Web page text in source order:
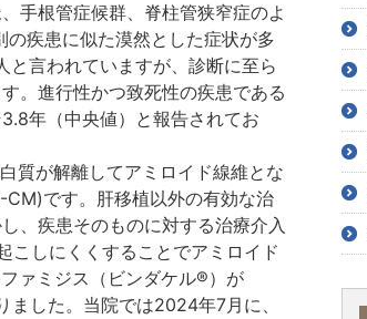
手根管症候群、脊柱管狭窄症のよ
疾患に似た漠然とした症状が多
言われていますが、診断に至ら
。進行性かつ致死性の疾患である
年（中央値）と報告されてお
質が解離してアミロイド線維とな
CM)です。肝移植以外の有効な治
、疾患そのものに対する治療介入
こしにくくすることでアミロイド
ァミジス（ビンダケル®）が
した。当院では2024年7月に、